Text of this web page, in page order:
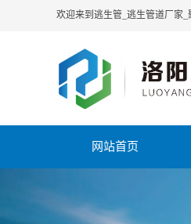
欢迎来到逃生管_逃生管道厂家
网站首页